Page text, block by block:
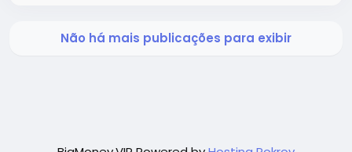
Não há mais publicações para exibir